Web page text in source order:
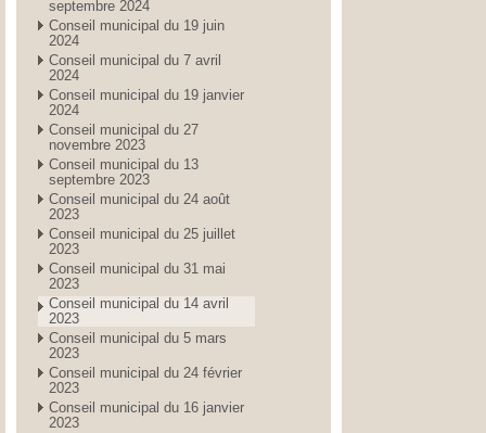
septembre 2024
Conseil municipal du 19 juin
2024
Conseil municipal du 7 avril
2024
Conseil municipal du 19 janvier
2024
Conseil municipal du 27
novembre 2023
Conseil municipal du 13
septembre 2023
Conseil municipal du 24 août
2023
Conseil municipal du 25 juillet
2023
Conseil municipal du 31 mai
2023
Conseil municipal du 14 avril
2023
Conseil municipal du 5 mars
2023
Conseil municipal du 24 février
2023
Conseil municipal du 16 janvier
2023